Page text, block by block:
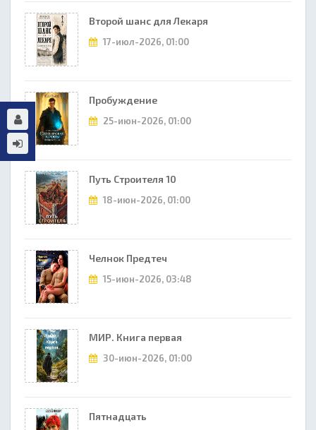
Второй шанс для Лекаря
17-июл-2026, 01:00
Пробуждение
25-июн-2026, 01:00
Путь Строителя 10
18-июн-2026, 01:00
Челнок Предтеч
15-июн-2026, 03:48
МИР. Книга первая
30-июн-2026, 01:00
Пятнадцать